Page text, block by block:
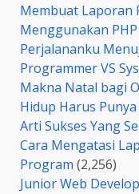
Membuat Laporan
Menggunakan
Perjalananku
Programmer VS
Makna Natal bagi
Hidup Harus
Arti Sukses Yang
Cara Mengatasi
Program (2,256)
Junior Web